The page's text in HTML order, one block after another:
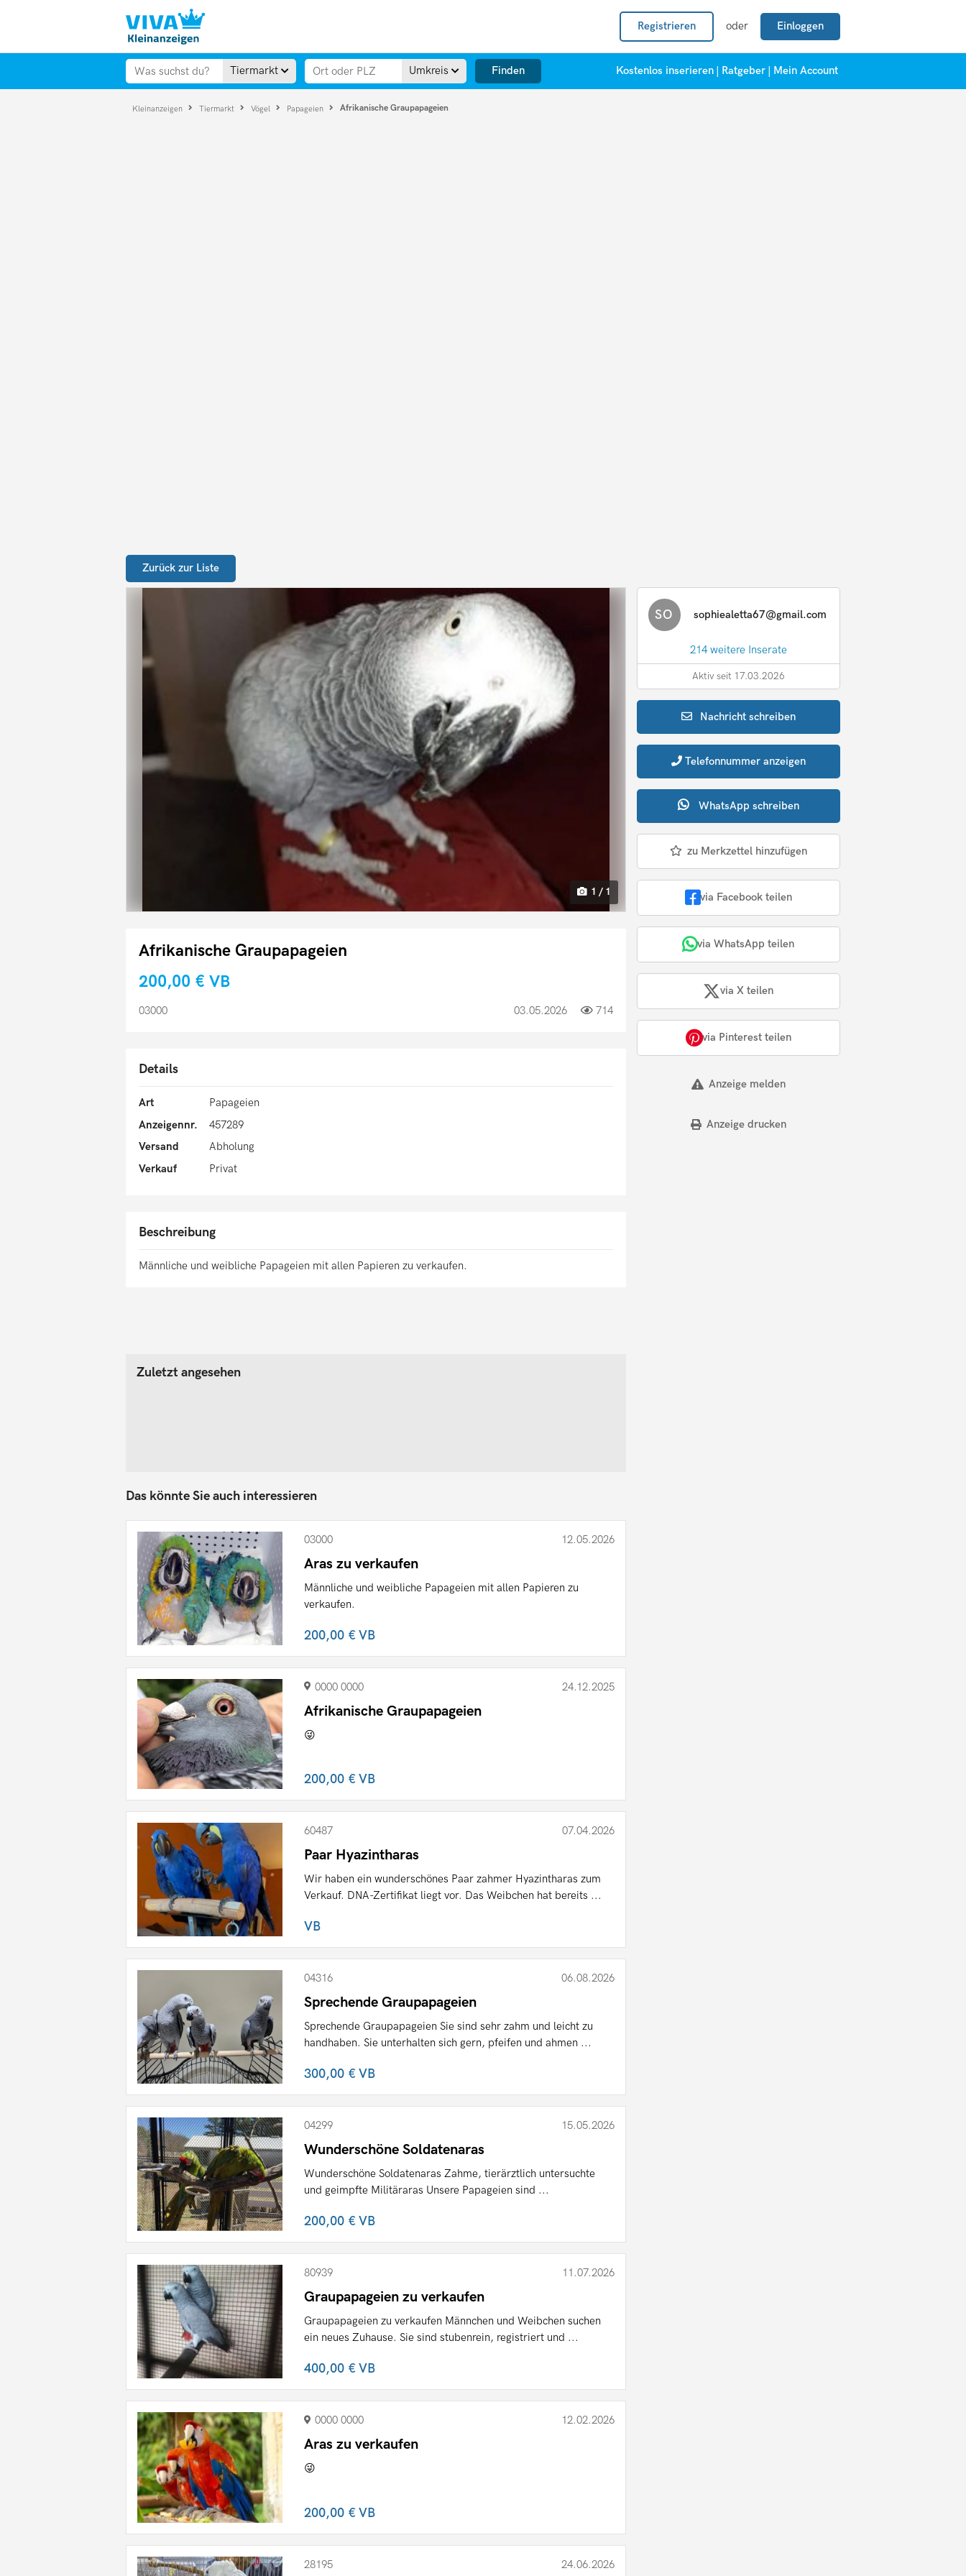
Registrieren oder Einloggen
Tiermarkt Umkreis Finden Kostenlos inserieren Ratgeber Mein Account
Kleinanzeigen Tiermarkt Vögel Papageien Afrikanische Graupapageien
Zurück zur Liste
1 / 1
Afrikanische Graupapageien
200,00 € VB
03000 03.05.2026 714
Details
Art
Papageien
Anzeigennr.
457289
Versand
Abholung
Verkauf
Privat
Beschreibung
Männliche und weibliche Papageien mit allen Papieren zu verkaufen.
SO sophiealetta67@gmail.com
214 weitere Inserate
Aktiv seit 17.03.2026
Nachrichtschreiben
Telefonnummer anzeigen
WhatsApp schreiben
zu Merkzettel hinzufügen
via Facebook teilen
via WhatsApp teilen
via X teilen
via Pinterest teilen
Anzeige melden
Anzeige drucken
Zuletzt angesehen
Das könnte Sie auch interessieren
03000 12.05.2026
Aras zu verkaufen
Männliche und weibliche Papageien mit allen Papieren zu
verkaufen.
200,00 €VB
0000 0000 24.12.2025
Afrikanische Graupapageien
😜
200,00 €VB
60487 07.04.2026
Paar Hyazintharas
Wir haben ein wunderschönes Paar zahmer Hyazintharas zum
Verkauf. DNA-Zertifikat liegt vor. Das Weibchen hat bereits ...
VB
04316 06.08.2026
Sprechende Graupapageien
Sprechende Graupapageien Sie sind sehr zahm und leicht zu
handhaben. Sie unterhalten sich gern, pfeifen und ahmen ...
300,00 €VB
04299 15.05.2026
Wunderschöne Soldatenaras
Wunderschöne Soldatenaras Zahme, tierärztlich untersuchte
und geimpfte Militäraras Unsere Papageien sind ...
200,00 €VB
80939 11.07.2026
Graupapageien zu verkaufen
Graupapageien zu verkaufen Männchen und Weibchen suchen
ein neues Zuhause. Sie sind stubenrein, registriert und ...
400,00 €VB
0000 0000 12.02.2026
Aras zu verkaufen
😜
200,00 €VB
28195 24.06.2026